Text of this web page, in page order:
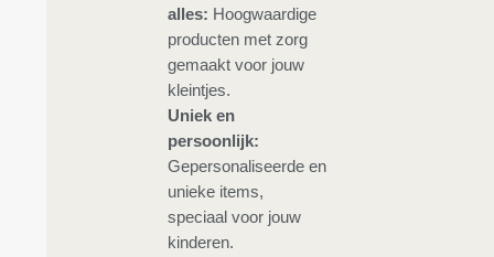
alles: Hoogwaardige
producten met zorg
gemaakt voor jouw
kleintjes.
Uniek en
persoonlijk:
Gepersonaliseerde en
unieke items,
speciaal voor jouw
kinderen.